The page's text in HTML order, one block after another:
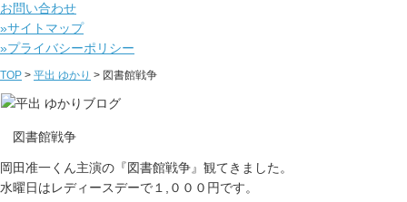
お問い合わせ
»サイトマップ
»プライバシーポリシー
TOP > 平出 ゆかり > 図書館戦争
図書館戦争
岡田准一くん主演の『図書館戦争』観てきました。
水曜日はレディースデーで１,０００円です。